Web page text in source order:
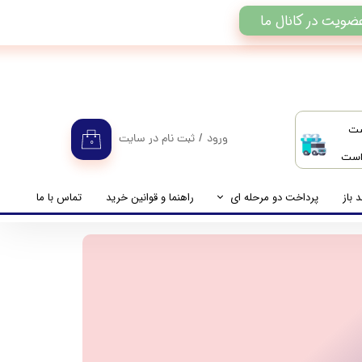
است
۰ ورود / ثبت نام در سایت
تغییر گذر واژه باز پرداخت دو مرحله ای
راهنمای پرداخت دو مرحله ای
راهنما و قوانین خرید تماس با ما
در کانال ما